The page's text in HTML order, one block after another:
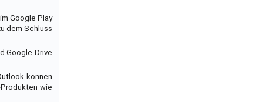
Google Play
dem Schluss
Google Drive
können
wie